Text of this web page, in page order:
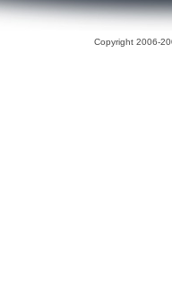
Copyright 2006-